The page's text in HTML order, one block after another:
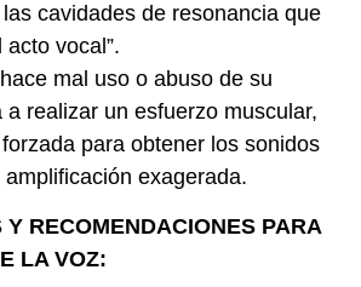
cavidades de resonancia que
vocal”.
mal uso o abuso de su
realizar un esfuerzo muscular,
para obtener los sonidos
exagerada.
Y RECOMENDACIONES PARA
LA VOZ: